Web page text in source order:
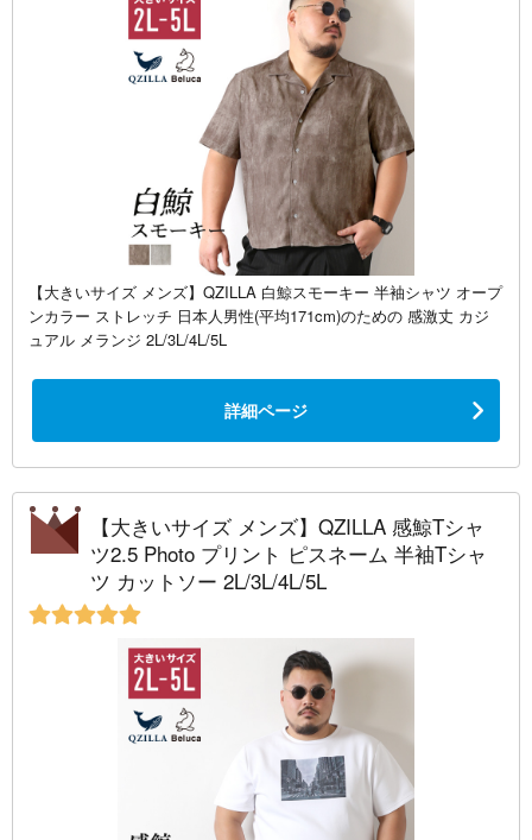
【大きいサイズ メンズ】QZILLA 白鯨スモーキー 半袖シャツ オープ
ンカラー ストレッチ 日本人男性(平均171cm)のための 感激丈 カジ
ュアル メランジ 2L/3L/4L/5L
詳細ページ
【大きいサイズ メンズ】QZILLA 感鯨Tシャ
ツ2.5 Photo プリント ピスネーム 半袖Tシャ
ツ カットソー 2L/3L/4L/5L